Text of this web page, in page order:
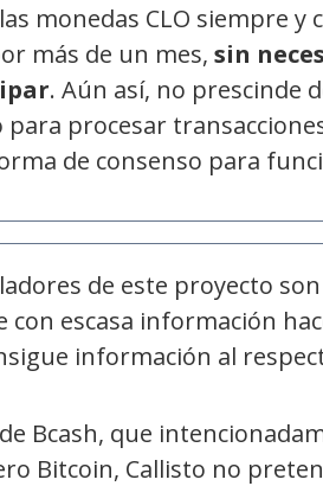
monedas CLO siempre y
más de un mes, sin
. Aún así, no prescinde
procesar
de consenso para
de este proyecto
con escasa información
información al
Bcash, que
Bitcoin, Callisto no